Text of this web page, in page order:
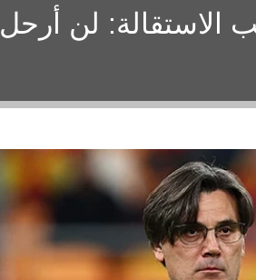
الاستقالة: لن أرحل